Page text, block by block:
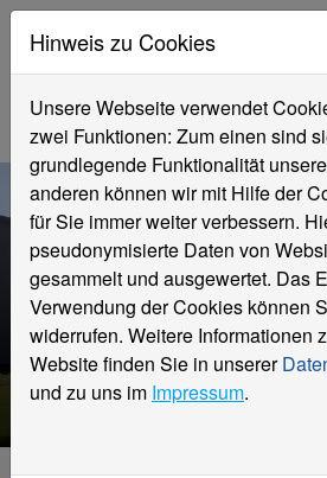
Einzelansicht News
Hochschule
Hinweis zu Cookies
Unsere Webseite verwendet
zwei Funktionen: Zum einen sind
grundlegende Funktionalität
anderen können wir mit Hilfe der
für Sie immer weiter verbessern.
pseudonymisierte Daten von
gesammelt und ausgewertet. Das
Verwendung der Cookies können
widerrufen. Weitere Informationen
Website finden Sie in unserer
und zu uns im Impressum.